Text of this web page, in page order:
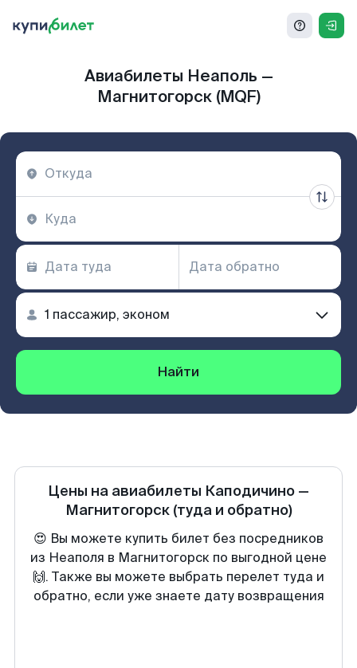
Авиабилеты Неаполь —
Магнитогорск (MQF)
Найти
Цены на авиабилеты Каподичино —
Магнитогорск (туда и обратно)
😍 Вы можете купить билет без посредников
из Неаполя в Магнитогорск по выгодной цене
🙌. Также вы можете выбрать перелет туда и
обратно, если уже знаете дату возвращения